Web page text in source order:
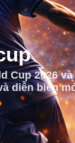
2026
diễn biến